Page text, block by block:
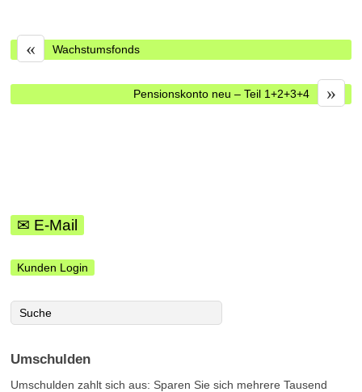
« Wachstumsfonds
»
Pensionskonto neu – Teil 1+2+3+4
✉ E-Mail
Kunden Login
Umschulden
Umschulden zahlt sich aus: Sparen Sie sich mehrere Tausend